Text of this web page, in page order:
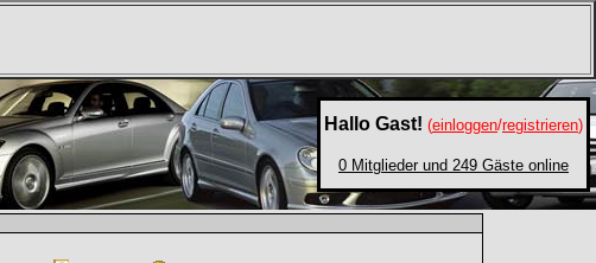
Hallo Gast! (einloggen/registrieren)
0 Mitglieder und 249 Gäste online